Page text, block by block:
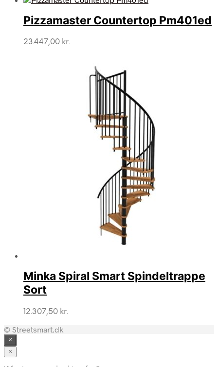
Pizzamaster Countertop Pm401ed
23.447,00 kr.
Minka Spiral Smart Spindeltrappe
Sort
12.307,50 kr.
© Streetsmart.dk
×
×